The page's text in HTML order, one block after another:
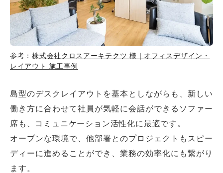
参考：株式会社クロスアーキテクツ 様｜オフィスデザイン・
レイアウト 施工事例
島型のデスクレイアウトを基本としながらも、新しい
働き方に合わせて社員が気軽に会話ができるソファー
席も、コミュニケーション活性化に最適です。
オープンな環境で、他部署とのプロジェクトもスピー
ディーに進めることができ、業務の効率化にも繋がり
ます。